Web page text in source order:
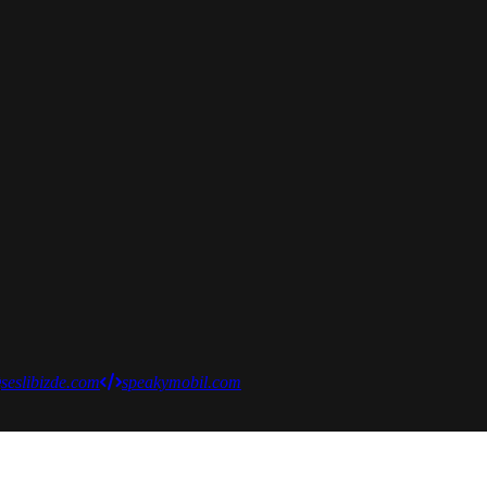
seslibizde.com
speakymobil.com